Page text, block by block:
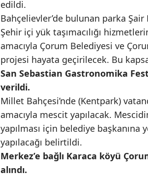
edildi.
Bahçelievler’de bulunan parka Şair
Şehir içi yük taşımacılığı
amacıyla Çorum Belediyesi ve
projesi hayata geçirilecek. Bu
San Sebastian Gastronomika
verildi.
Millet Bahçesi’nde (Kentpark)
amacıyla mescit yapılacak.
yapılması için belediye
yapılacağı belirtildi.
Merkez’e bağlı Karaca köyü
alındı.